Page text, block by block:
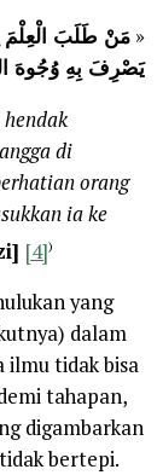
« مَنْ طَلَبَ الْعِلْمَ
يَصْرِفَ بِهِ وُجُوهَ
di
orang
ia ke
[4])
yang
dalam
tidak bisa
tahapan,
digambarkan
bertepi.